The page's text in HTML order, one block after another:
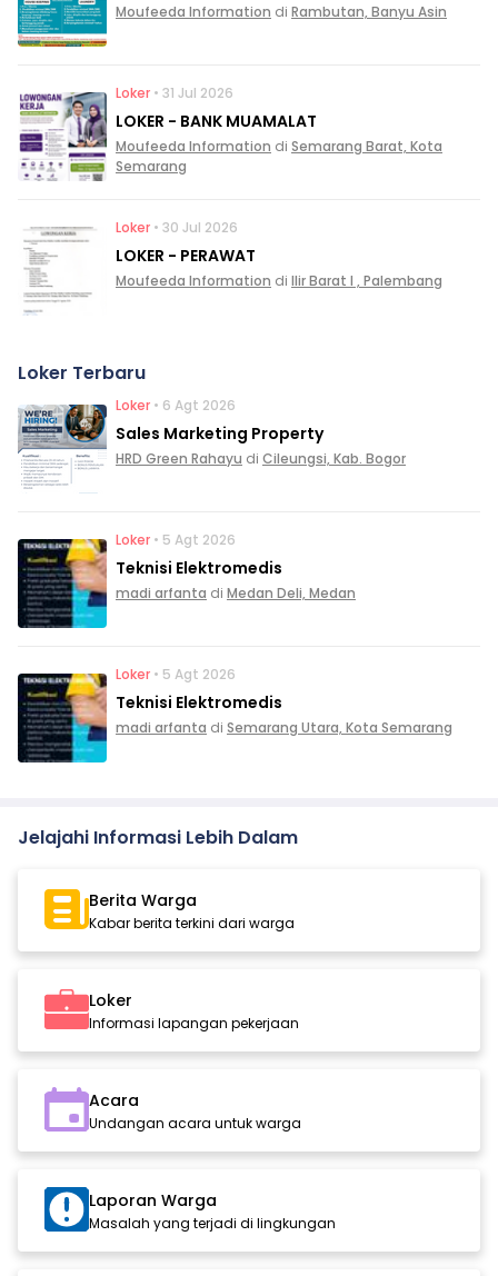
Moufeeda Information di Rambutan, Banyu Asin
Loker • 31 Jul 2026
LOKER - BANK MUAMALAT
Moufeeda Information di Semarang Barat, Kota
Semarang
Loker • 30 Jul 2026
LOKER - PERAWAT
Moufeeda Information di Ilir Barat I , Palembang
Loker Terbaru
Loker • 6 Agt 2026
Sales Marketing Property
HRD Green Rahayu di Cileungsi, Kab. Bogor
Loker • 5 Agt 2026
Teknisi Elektromedis
madi arfanta di Medan Deli, Medan
Loker • 5 Agt 2026
Teknisi Elektromedis
madi arfanta di Semarang Utara, Kota Semarang
Jelajahi Informasi Lebih Dalam
Berita Warga
Kabar berita terkini dari warga
Loker
Informasi lapangan pekerjaan
Acara
Undangan acara untuk warga
Laporan Warga
Masalah yang terjadi di lingkungan